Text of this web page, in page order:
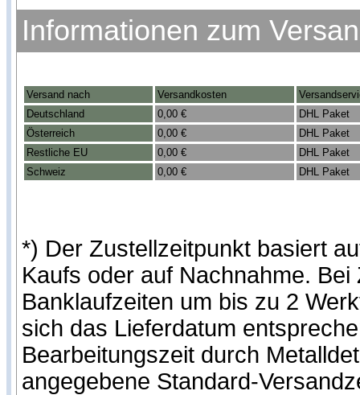
Informationen zum
Versand nach Versandkosten
Deutschland
0,00 €
DHL Paket
Österreich
0,00 €
DHL Paket
Restliche EU
0,00 €
DHL Paket
Schweiz
0,00 € DHL Paket
*) Der Zustellzeitpunkt basiert
Kaufs oder auf Nachnahme.
Banklaufzeiten um bis zu 2
sich das Lieferdatum
Bearbeitungszeit durch
angegebene Standard-